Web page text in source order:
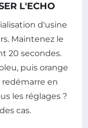
L'ECHO
d'usine
Maintenez le
20 secondes.
puis orange
redémarre en
les réglages ?
cas.